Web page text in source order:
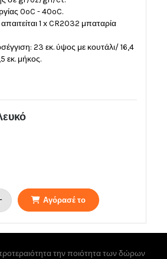
0ºC - 40ºC.
απαιτείται 1 x CR2032 μπαταρία
23 εκ. ύψος με κουτάλι/ 16,4
εκ. μήκος.
Αγόρασέ το
την ποιότητα των δώρων